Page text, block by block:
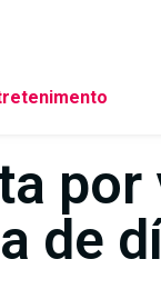
por
de